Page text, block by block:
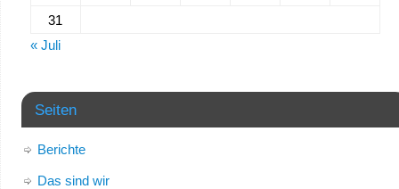
31
« Juli
Seiten
Berichte
Das sind wir